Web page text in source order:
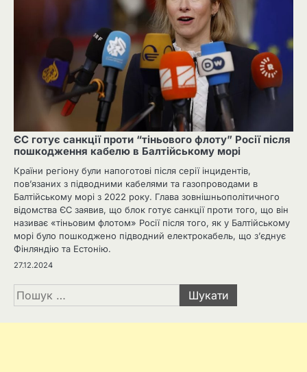
ЄС готує санкції проти “тіньового флоту” Росії після
пошкодження кабелю в Балтійському морі
Країни регіону були напоготові після серії інцидентів,
пов’язаних з підводними кабелями та газопроводами в
Балтійському морі з 2022 року. Глава зовнішньополітичного
відомства ЄС заявив, що блок готує санкції проти того, що він
називає «тіньовим флотом» Росії після того, як у Балтійському
морі було пошкоджено підводний електрокабель, що з’єднує
Фінляндію та Естонію.
27.12.2024
Пошук: